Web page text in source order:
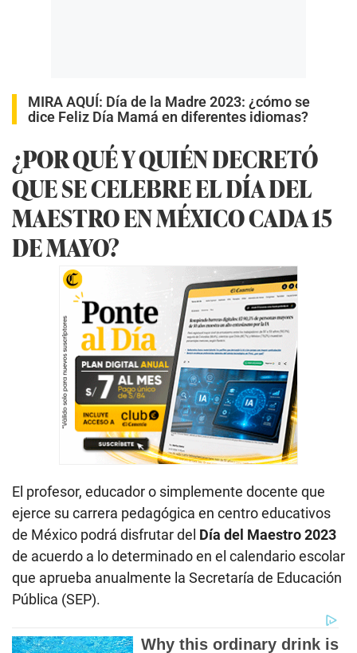
MIRA AQUÍ: Día de la Madre 2023: ¿cómo se
dice Feliz Día Mamá en diferentes idiomas?
¿POR QUÉ Y QUIÉN DECRETÓ
QUE SE CELEBRE EL DÍA DEL
MAESTRO EN MÉXICO CADA 15
DE MAYO?
El profesor, educador o simplemente docente que
ejerce su carrera pedagógica en centro educativos
de México podrá disfrutar del Día del Maestro 2023
de acuerdo a lo determinado en el calendario escolar
que aprueba anualmente la Secretaría de Educación
Pública (SEP).